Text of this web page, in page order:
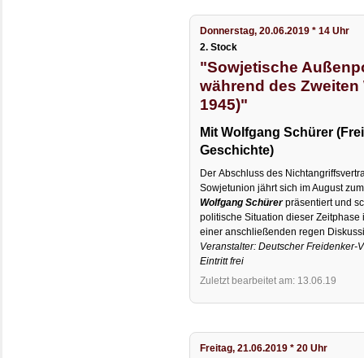
Donnerstag, 20.06.2019 * 14 Uhr
2. Stock
"Sowjetische
während des Zweiten
1945)"
Mit Wolfgang Schürer
Geschichte)
DerAbschluss des
Sowjetunion jährt sich im August
WolfgangSchürerpräsentiert und
politische Situation dieser
einer anschließenden regen
Veranstalter: Deutscher Freidenker-
Eintritt frei
Zuletzt bearbeitet am: 13.06.19
Freitag, 21.06.2019 * 20 Uhr